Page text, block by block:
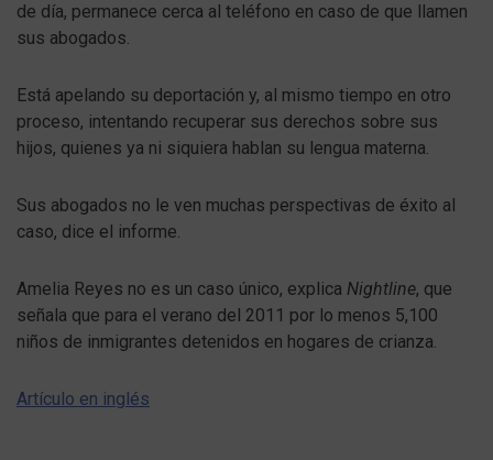
de día, permanece cerca al teléfono en caso de que llamen
sus abogados.
Está apelando su deportación y, al mismo tiempo en otro
proceso, intentando recuperar sus derechos sobre sus
hijos, quienes ya ni siquiera hablan su lengua materna.
Sus abogados no le ven muchas perspectivas de éxito al
caso, dice el informe.
Amelia Reyes no es un caso único, explica Nightline, que
señala que para el verano del 2011 por lo menos 5,100
niños de inmigrantes detenidos en hogares de crianza.
Artículo en inglés